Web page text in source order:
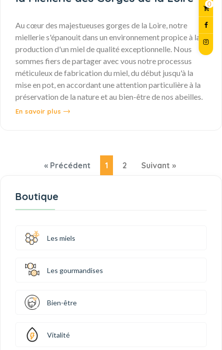
0
Au cœur des majestueuses gorges de la Loire, notre
miellerie s'épanouit dans un environnement propice à la
production d'un miel de qualité exceptionnelle. Nous
sommes fiers de partager avec vous notre processus
méticuleux de fabrication du miel, du début jusqu'à la
mise en pot, en accordant une attention particulière à la
préservation de la nature et au bien-être de nos abeilles.
En savoir plus
« Précédent 1 2 Suivant »
Boutique
Les miels
Les gourmandises
Bien-être
Vitalité